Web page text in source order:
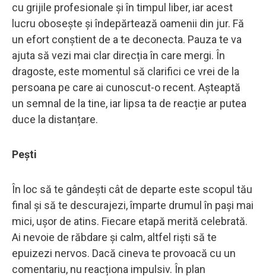
cu grijile profesionale și în timpul liber, iar acest
lucru obosește și îndepărtează oamenii din jur. Fă
un efort conștient de a te deconecta. Pauza te va
ajuta să vezi mai clar direcția în care mergi. În
dragoste, este momentul să clarifici ce vrei de la
persoana pe care ai cunoscut-o recent. Așteaptă
un semnal de la tine, iar lipsa ta de reacție ar putea
duce la distanțare.
Pești
În loc să te gândești cât de departe este scopul tău
final și să te descurajezi, împarte drumul în pași mai
mici, ușor de atins. Fiecare etapă merită celebrată.
Ai nevoie de răbdare și calm, altfel riști să te
epuizezi nervos. Dacă cineva te provoacă cu un
comentariu, nu reacționa impulsiv. În plan